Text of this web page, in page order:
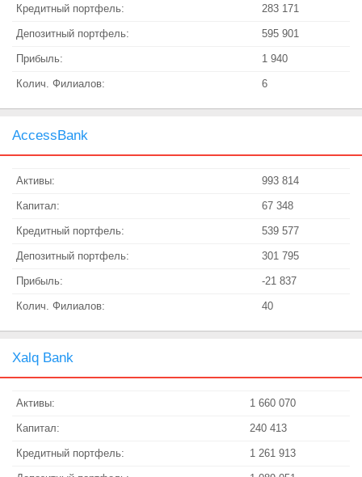
Кредитный портфель: 283 171
Депозитный портфель: 595 901
Прибыль: 1 940
Колич. Филиалов: 6
AccessBank
Активы: 993 814
Капитал: 67 348
Кредитный портфель: 539 577
Депозитный портфель: 301 795
Прибыль: -21 837
Колич. Филиалов: 40
Xalq Bank
Активы: 1 660 070
Капитал: 240 413
Кредитный портфель: 1 261 913